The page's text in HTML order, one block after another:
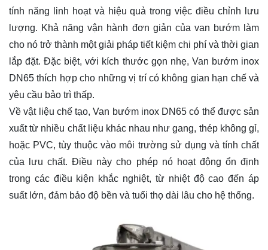
tính năng linh hoạt và hiệu quả trong việc điều chỉnh lưu
lượng. Khả năng vận hành đơn giản của van bướm làm
cho nó trở thành một giải pháp tiết kiệm chi phí và thời gian
lắp đặt. Đặc biệt, với kích thước gọn nhẹ, Van bướm inox
DN65 thích hợp cho những vị trí có không gian hạn chế và
yêu cầu bảo trì thấp.
Về vật liệu chế tạo, Van bướm inox DN65 có thể được sản
xuất từ nhiều chất liệu khác nhau như gang, thép không gỉ,
hoặc PVC, tùy thuộc vào môi trường sử dụng và tính chất
của lưu chất. Điều này cho phép nó hoạt động ổn định
trong các điều kiện khắc nghiệt, từ nhiệt độ cao đến áp
suất lớn, đảm bảo độ bền và tuổi thọ dài lâu cho hệ thống.